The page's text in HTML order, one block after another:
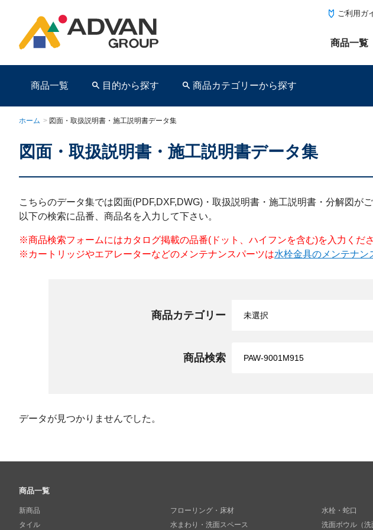
ご利用ガ
商品一覧
商品一覧 目的から探す 商品カテゴリーから探す
ホーム > 図面・取扱説明書・施工説明書データ集
図面・取扱説明書・施工説明書データ集
こちらのデータ集では図面(PDF,DXF,DWG)・取扱説明書・施工説明書・分解図がご
以下の検索に品番、商品名を入力して下さい。
※商品検索フォームにはカタログ掲載の品番(ドット、ハイフンを含む)を入力くだ
※カートリッジやエアレーターなどのメンテナンスパーツは水栓金具のメンテナン
商品カテゴリー
商品検索
データが見つかりませんでした。
商品一覧
新商品
タイル
フローリング・床材
水まわり・洗面スペース
水栓・蛇口
洗面ボウル（洗